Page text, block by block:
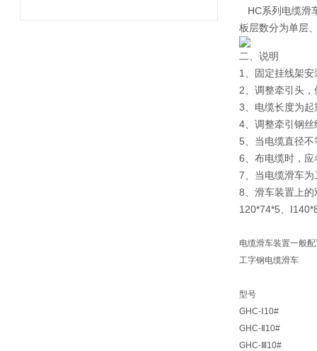
HC系列电缆滑
板层数分为单层
二、说明
1、固定挂线架
2、调整牵引头
3、电缆长度为
4、调整牵引钢
5、当电缆直径
6、布电缆时，
7、当电缆滑车
8、滑车装置上
120*74*5、
电缆滑车装置一般
工字钢电缆滑车
型号
GHC-Ⅰ10#
GHC-Ⅱ10#
GHC-Ⅲ10#